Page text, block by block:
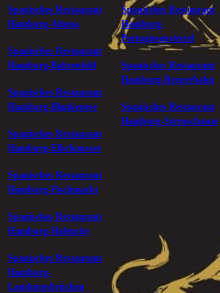
Spanisches Restaurant
Hamburg-Altona
Spanisches Restaurant
Hamburg-Bahrenfeld
Spanisches Restaurant
Hamburg-Blankenese
Spanisches Restaurant
Hamburg-Elbchaussee
Spanisches Restaurant
Hamburg-Fischmarkt
Spanisches Restaurant
Hamburg-Hafencity
Spanisches Restaurant
Hamburg-
Landungsbrücken
Spanisches Restaurant
Hamburg-
Portugiesenviertel
Spanisches Restaurant
Hamburg-Reeperbahn
Spanisches Restaurant
Hamburg-Sternschanze